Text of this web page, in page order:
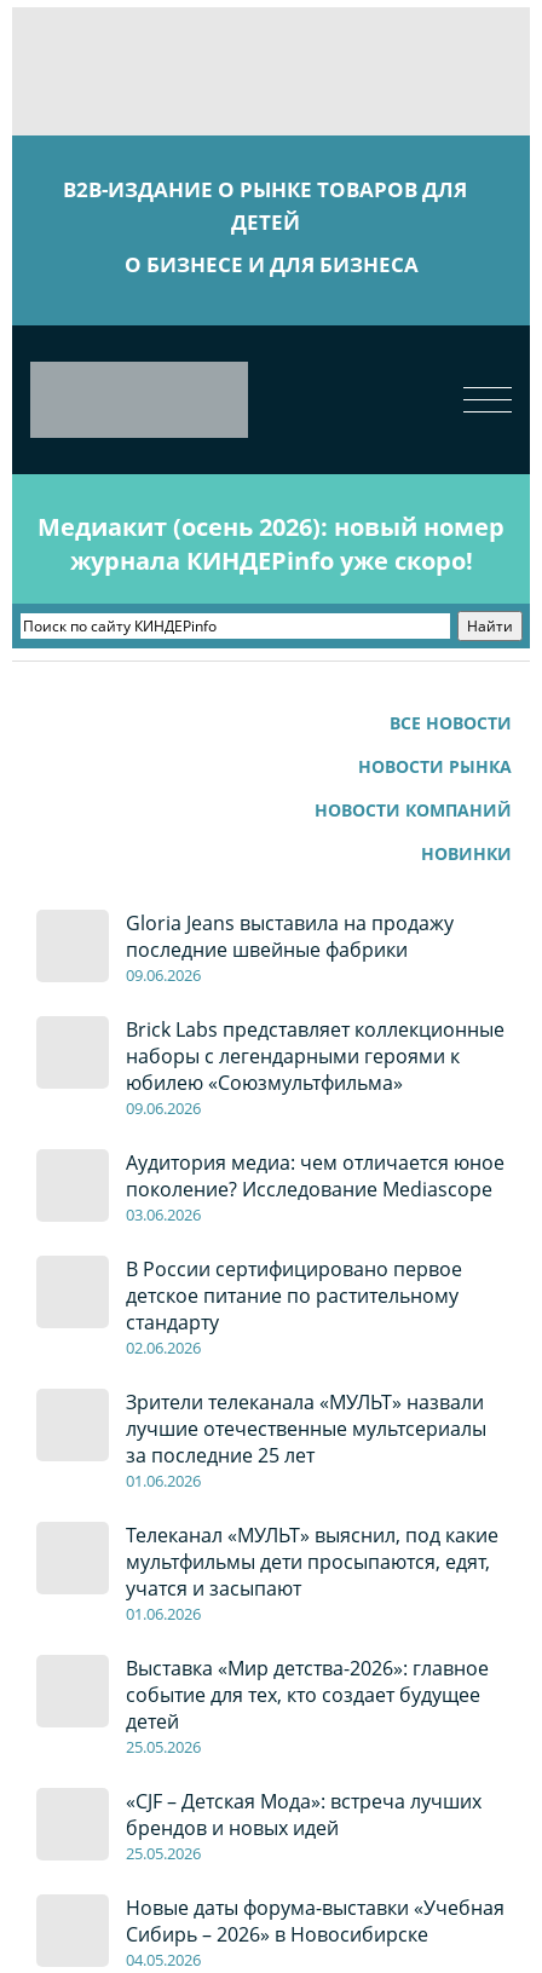
B2B-ИЗДАНИЕ О РЫНКЕ ТОВАРОВ ДЛЯ
ДЕТЕЙ
О БИЗНЕСЕ И ДЛЯ БИЗНЕСА
Медиакит (осень 2026): новый номер
журнала КИНДЕРinfo уже скоро!
ВСЕ НОВОСТИ
НОВОСТИ РЫНКА
НОВОСТИ КОМПАНИЙ
НОВИНКИ
Gloria Jeans выставила на продажу
последние швейные фабрики
09.06.2026
Brick Labs представляет коллекционные
наборы с легендарными героями к
юбилею «Союзмультфильма»
09.06.2026
Аудитория медиа: чем отличается юное
поколение? Исследование Mediascope
03.06.2026
В России сертифицировано первое
детское питание по растительному
стандарту
02.06.2026
Зрители телеканала «МУЛЬТ» назвали
лучшие отечественные мультсериалы
за последние 25 лет
01.06.2026
Телеканал «МУЛЬТ» выяснил, под какие
мультфильмы дети просыпаются, едят,
учатся и засыпают
01.06.2026
Выставка «Мир детства-2026»: главное
событие для тех, кто создает будущее
детей
25.05.2026
«CJF – Детская Мода»: встреча лучших
брендов и новых идей
25.05.2026
Новые даты форума-выставки «Учебная
Сибирь – 2026» в Новосибирске
04.05.2026